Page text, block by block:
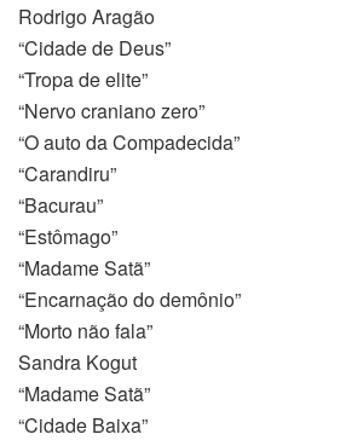
Rodrigo Aragão
“Cidade de Deus”
“Tropa de elite”
“Nervo craniano zero”
“O auto da Compadecida”
“Carandiru”
“Bacurau”
“Estômago”
“Madame Satã”
“Encarnação do demônio”
“Morto não fala”
Sandra Kogut
“Madame Satã”
“Cidade Baixa”